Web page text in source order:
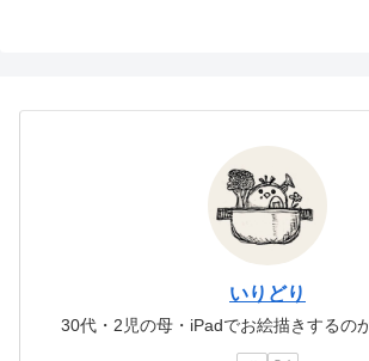
いりどり
30代・2児の母・iPadでお絵描きするの